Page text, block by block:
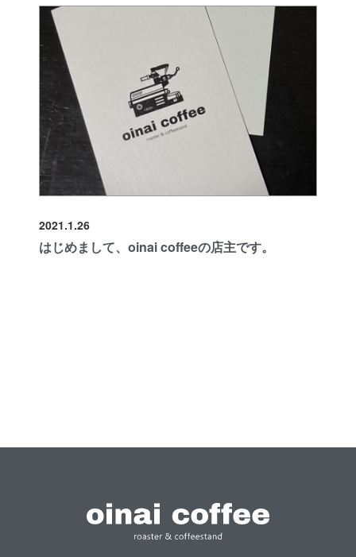
2021.1.26
はじめまして、oinai coffeeの店主です。